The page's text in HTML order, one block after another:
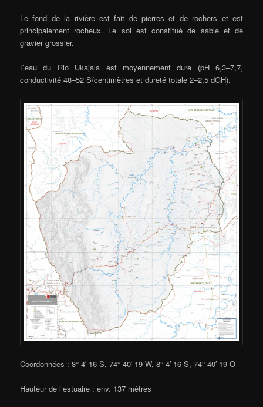
Le fond de la rivière est fait de pierres et de rochers et est
principalement rocheux. Le sol est constitué de sable et de
gravier grossier.
L’eau du Rio Ukajala est moyennement dure (pH 6,3–7,7,
conductivité 48–52 S/centimètres et dureté totale 2–2,5 dGH).
Coordonnées : 8° 4′ 16 S, 74° 40′ 19 W, 8° 4′ 16 S, 74° 40′ 19 O
Hauteur de l’estuaire : env. 137 mètres